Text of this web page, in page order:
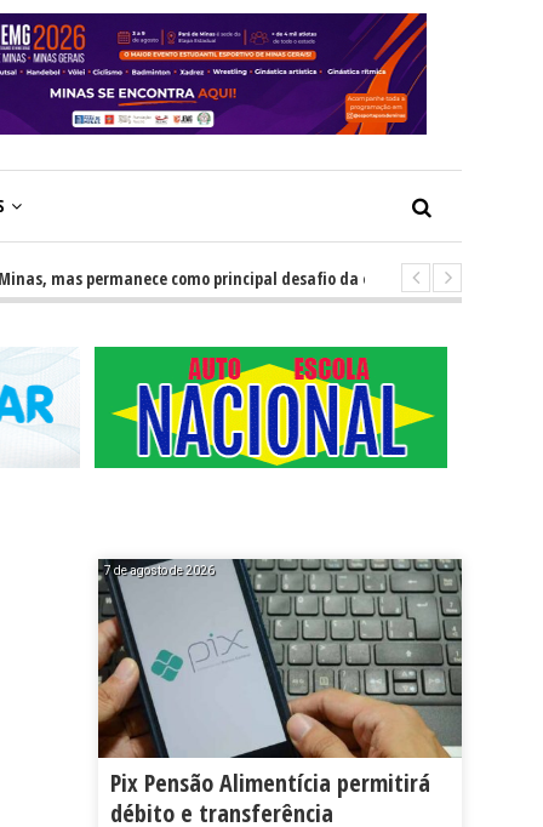
como principal desafio da educação Escolas
7 de agosto de 2026
Pix Pensão Alimentícia permitirá
débito e transferência